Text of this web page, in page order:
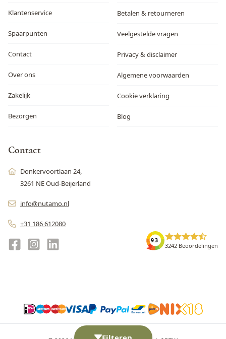
Klantenservice
Spaarpunten
Contact
Over ons
Zakelijk
Bezorgen
Betalen & retourneren
Veelgestelde vragen
Privacy & disclaimer
Algemene voorwaarden
Cookie verklaring
Blog
Contact
Donkervoortlaan 24,
3261 NE Oud-Beijerland
info@nutamo.nl
+31 186 612080
9.3
3242 Beoordelingen